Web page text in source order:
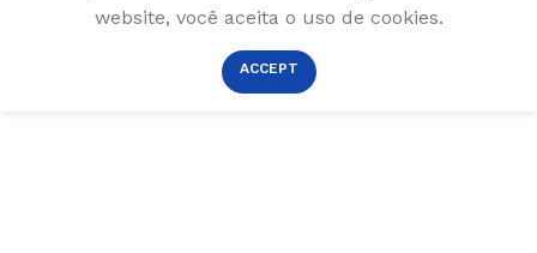
website, você aceita o uso de cookies.
ACCEPT